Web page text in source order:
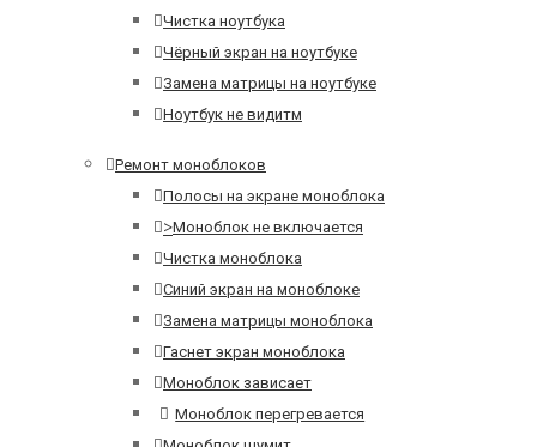
Чистка ноутбука
Чёрный экран на ноутбуке
Замена матрицы на ноутбуке
Ноутбук не видитм
Ремонт моноблоков
Полосы на экране моноблока
>Моноблок не включается
Чистка моноблока
Синий экран на моноблоке
Замена матрицы моноблока
Гаснет экран моноблока
Моноблок зависает
Моноблок перегревается